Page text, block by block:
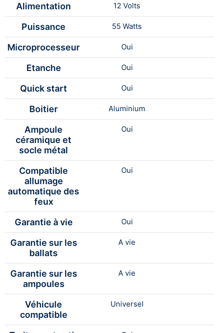
Alimentation 12 Volts
Puissance 55 Watts
Microprocesseur Oui
Etanche Oui
Quick start Oui
Boitier Aluminium
Ampoule
céramique et
socle métal
Oui
Compatible
allumage
automatique des
feux
Oui
Garantie à vie Oui
Garantie sur les
ballats
A vie
Garantie sur les
ampoules
A vie
Véhicule
compatible
Universel